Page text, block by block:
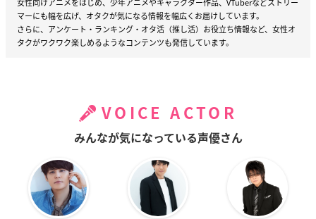
女性向けアニメをはじめ、少年アニメやキャラクター作品、VTuberなどストリー
マーにも幅を広げ、オタクが気になる情報を幅広くお届けしています。
さらに、アンケート・ランキング・オタ活（推し活）お役立ち情報など、女性オ
タクがワクワク楽しめるようなコンテンツも発信しています。
VOICE ACTOR
みんなが気になっている声優さん